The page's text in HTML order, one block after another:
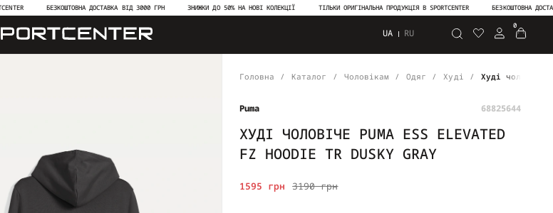
БЕЗКОШТОВНА ДОСТАВКА ВІД 3000 ГРН ЗНИЖКИ ДО 50% НА НОВІ КОЛЕКЦІЇ ТІЛЬКИ ОРИГІНАЛЬНА ПРОДУКЦІЯ В SPORTCENTER БЕЗКОШТОВНА ДОСТАВКА
UA RU Пошук
0
Головна Каталог Чоловікам Одяг Худі Худі чоловіче
Puma 68825644
ХУДІ ЧОЛОВІЧЕ PUMA ESS ELEVATED
FZ HOODIE TR DUSKY GRAY
3190 грн
1595 грн